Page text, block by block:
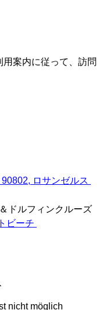
案内に従って、訪問
ロサンゼルス
ドルフィンクルーズ
ビーチ
nicht möglich